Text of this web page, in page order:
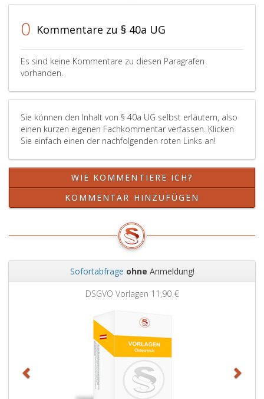
0 Kommentare zu § 40a UG
Es sind keine Kommentare zu diesen Paragrafen
vorhanden.
Sie können den Inhalt von § 40a UG selbst erläutern, also
einen kurzen eigenen Fachkommentar verfassen. Klicken
Sie einfach einen der nachfolgenden roten Links an!
WIE KOMMENTIERE ICH?
KOMMENTAR HINZUFÜGEN
Sofortabfrage ohne Anmeldung!
DSGVO Vorlagen 11,90 €